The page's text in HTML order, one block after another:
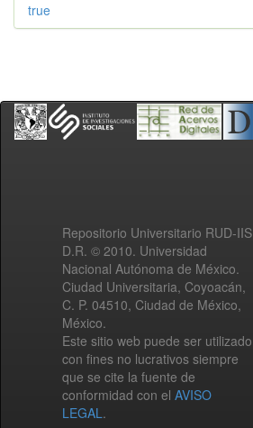
true
Repositorio Universitario RUD-IIS
D.R. © 2010. Universidad
Nacional Autónoma de México.
Ciudad Universitaria, Coyoacán,
C. P. 04510, Ciudad de México,
México.
Este sitio web puede ser utilizado
con fines no lucrativos siempre
que se cite la fuente de
conformidad con el AVISO
LEGAL.